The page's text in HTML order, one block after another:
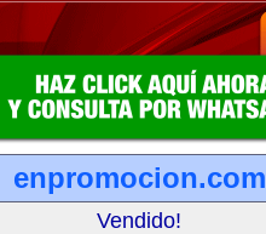
enpromocion.com
Vendido!